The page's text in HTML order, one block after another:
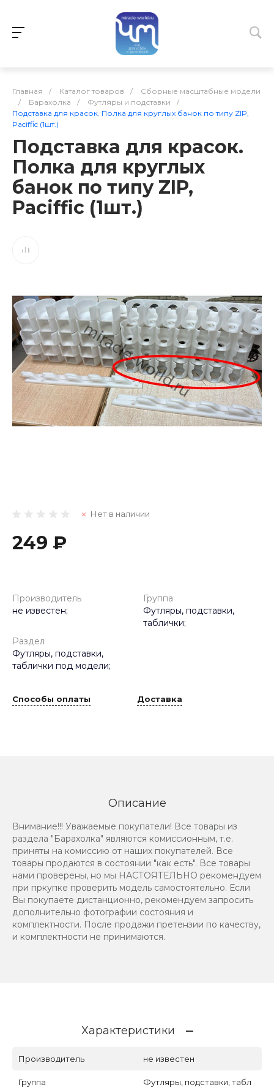
Главная / Каталог товаров /
Сборные масштабные модели
/
Барахолка / Футляры и подставки
/
Подставка для красок. Полка для круглых банок по типу ZIP,
Paciffic (1шт.)
Подставка для красок.
Полка для круглых
банок по типу ZIP,
Paciffic (1шт.)
Нет в наличии
249 ₽
Производитель
не известен;
Группа
Футляры, подставки,
таблички;
Раздел
Футляры, подставки,
таблички под модели;
Способы оплаты Доставка
Описание
Внимание!!! Уважаемые покупатели! Все товары из
раздела "Барахолка" являются комиссионным, т.е.
приняты на комиссию от наших покупателей. Все
товары продаются в состоянии "как есть". Все товары
нами проверены, но мы НАСТОЯТЕЛЬНО рекомендуем
при пркупке проверить модель самостоятельно. Если
Вы покупаете дистанционно, рекомендуем запросить
дополнительно фотографии состояния и
комплектности. После продажи претензии по качеству,
и комплектности не принимаются.
Характеристики
Производитель не известен
Группа
Футляры, подставки, табл